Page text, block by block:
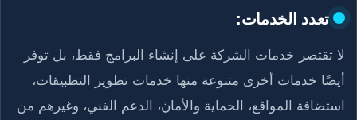
تعدد الخدمات:
لا تقتصر خدمات الشركة على إنشاء البرامج فقط، بل توفر
أيضًا خدمات أخرى متنوعة منها خدمات تطوير التطبيقات،
استضافة المواقع، الحماية والأمان، الدعم الفني، وغيرهم من